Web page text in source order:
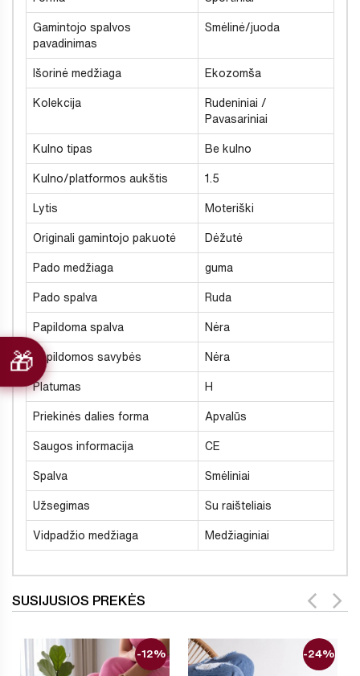
Gamintojo spalvos
pavadinimas
Smėlinė/juoda
Išorinė medžiaga Ekozomša
Kolekcija
Rudeniniai /
Pavasariniai
Kulno tipas Be kulno
Kulno/platformos aukštis 1.5
Lytis Moteriški
Originali gamintojo pakuotė Dėžutė
Pado medžiaga guma
Pado spalva Ruda
Papildoma spalva Nėra
Papildomos savybės Nėra
Platumas H
Priekinės dalies forma Apvalūs
Saugos informacija CE
Spalva Smėliniai
Užsegimas Su raišteliais
Vidpadžio medžiaga Medžiaginiai
SUSIJUSIOS PREKĖS
-12% -24%